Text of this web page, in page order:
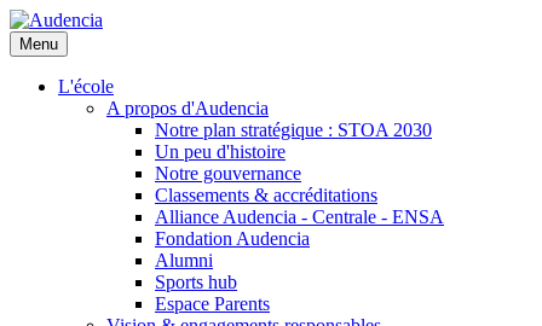
Aller
au
contenu
principal
Menu
L'école
A propos d'Audencia
Notre plan stratégique : STOA 2030
Un peu d'histoire
Notre gouvernance
Classements & accréditations
Alliance Audencia - Centrale - ENSA
Fondation Audencia
Alumni
Sports hub
Espace Parents